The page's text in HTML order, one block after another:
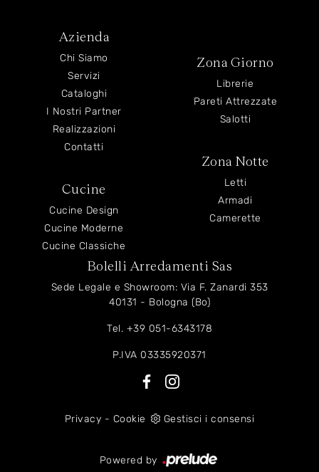
Azienda
Chi Siamo
Servizi
Cataloghi
I Nostri Partner
Realizzazioni
Contatti
Cucine
Cucine Design
Cucine Moderne
Cucine Classiche
Zona Giorno
Librerie
Pareti Attrezzate
Salotti
Zona Notte
Letti
Armadi
Camerette
Bolelli Arredamenti Sas
Sede Legale e Showroom: Via F. Zanardi 353
40131 - Bologna (Bo)
Tel. +39 051-6343178
P.IVA 03335920371
Privacy - Cookie Gestisci i consensi
Powered by